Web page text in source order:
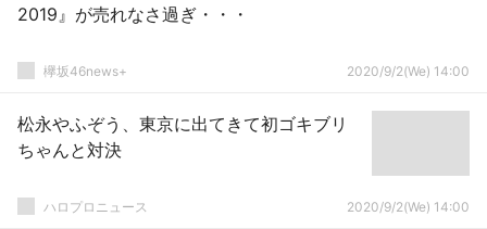
2019』が売れなさ過ぎ・・・
欅坂46news+ 2020/9/2(We) 14:00
松永やふぞう、東京に出てきて初ゴキブリ
ちゃんと対決
ハロプロニュース 2020/9/2(We) 14:00